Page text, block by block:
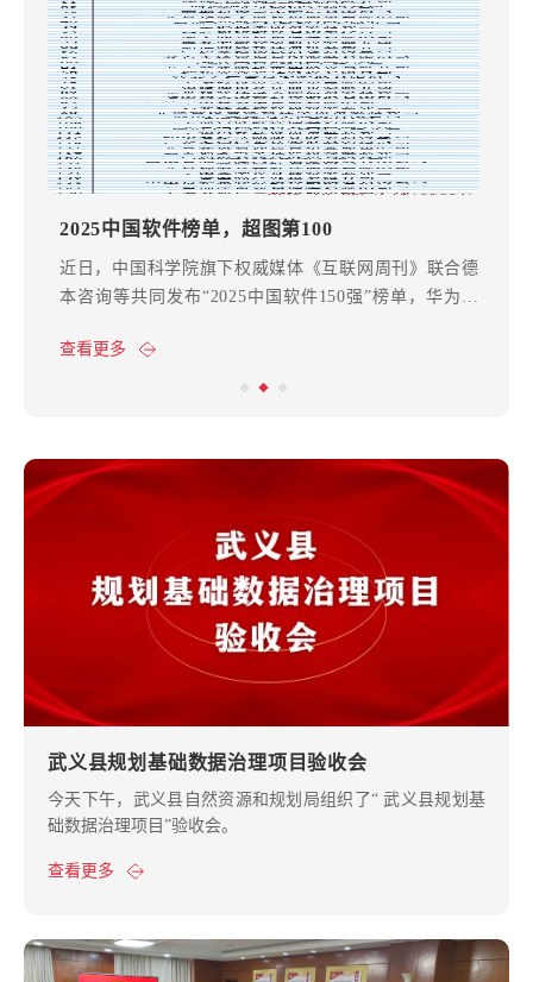
2025中国软件榜单，超图第100
近日，中国科学院旗下权威媒体《互联网周刊》联合德
本咨询等共同发布“2025中国软件150强”榜单，华为、
列，超图软件位列榜单第100位。
查看更多
武义县规划基础数据治理项目验收会
今天下午，武义县自然资源和规划局组织了“ 武义县规划基
础数据治理项目”验收会。
查看更多